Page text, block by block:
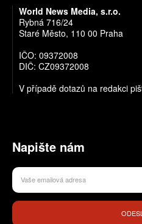
World News Media, s.r.o.
Rybná 716/24
Staré Město, 110 00 Praha
IČO: 09372008
DIČ: CZ09372008
V případě dotazů na redakci
Napište nám